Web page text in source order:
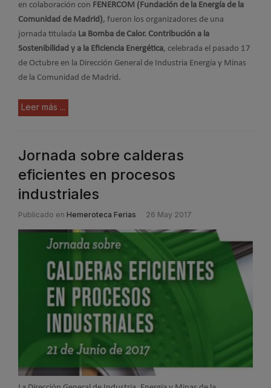
en colaboración con FENERCOM (Fundación de la Energía de la
Comunidad de Madrid), fueron los organizadores de una
jornada titulada La Bomba de Calor. Contribución a la
Sostenibilidad y a la Eficiencia Energética, celebrada el pasado 17
de Octubre en la Dirección General de Industria Energía y Minas
de la Comunidad de Madrid.
Leer más ...
Jornada sobre calderas
eficientes en procesos
industriales
Publicado en Hemeroteca Ferias 26 May 2017